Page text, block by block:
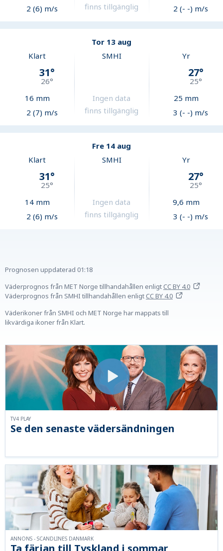
2 (6) m/s
finns tillgänglig
2 (- -) m/s
Tor 13 aug
Klart
31°
26°
16 mm
2 (7) m/s
SMHI
Ingen data
finns tillgänglig
Yr
27°
25°
25 mm
3 (- -) m/s
Fre 14 aug
Klart
31°
25°
14mm
2 (6) m/s
SMHI
Ingen data
finns tillgänglig
Yr
27°
25°
9,6 mm
3 (- -) m/s
Prognosen uppdaterad 01:18
Väderprognos från MET Norge tillhandahållen enligtCC BY 4.0
Väderprognos från SMHI tillhandahållen enligtCC BY 4.0
Väderikoner från SMHI och MET Norge har mappats till
likvärdiga ikoner från Klart.
Se den senaste vädersändningen
TV4 PLAY
ANNONS - SCANDLINES DANMARK